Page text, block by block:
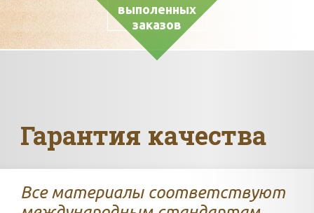
выполенных
заказов
Гарантия качества
Все материалы соответствуют